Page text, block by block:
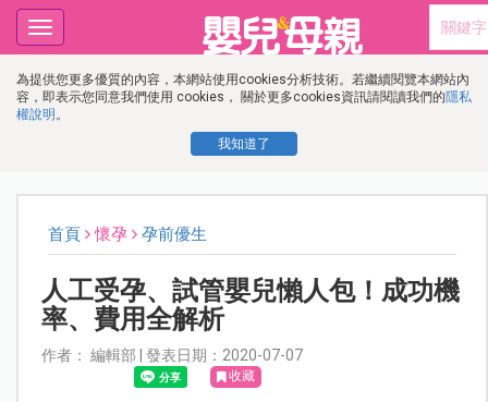
為提供您更多優質的內容，本網站使用cookies分析技術。若繼續閱覽本網站內
容，即表示您同意我們使用 cookies， 關於更多cookies資訊請閱讀我們的隱私
權說明 。
我知道了
Toggle
navigation
首頁 懷孕 孕前優生
人工受孕、試管嬰兒懶人包！成功機
率、費用全解析
作者： 編輯部 | 發表日期：2020-07-07
收藏